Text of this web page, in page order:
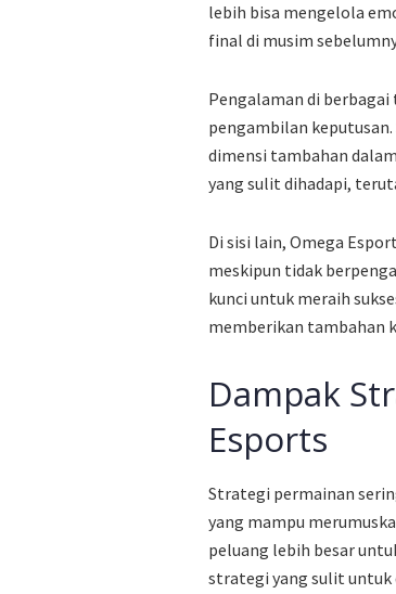
lebih bisa mengelola
final di musim
Pengalaman di
pengambilan
dimensi tambahan
yang sulit dihadapi,
Di sisi lain, Omega
meskipun tidak
kunci untuk meraih
memberikan tambahan
Dampak
Esports
Strategi permainan
yang mampu
peluang lebih besar
strategi yang sulit untuk